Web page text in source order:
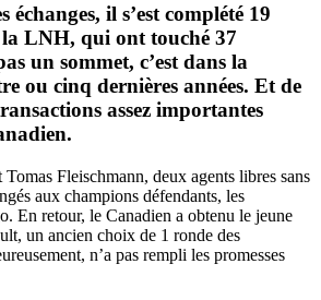
échanges, il s’est complété 19
LNH, qui ont touché 37
un sommet, c’est dans la
ou cinq dernières années. Et de
assez importantes
Fleischmann, deux agents libres sans
aux champions défendants, les
En retour, le Canadien a obtenu le jeune
un ancien choix de 1 ronde des
n’a pas rempli les promesses